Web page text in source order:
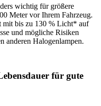
wichtig für größere
Meter vor Ihrem Fahrzeug.
mit bis zu 130 % Licht* auf
und mögliche Risiken
anderen Halogenlampen.
für gute